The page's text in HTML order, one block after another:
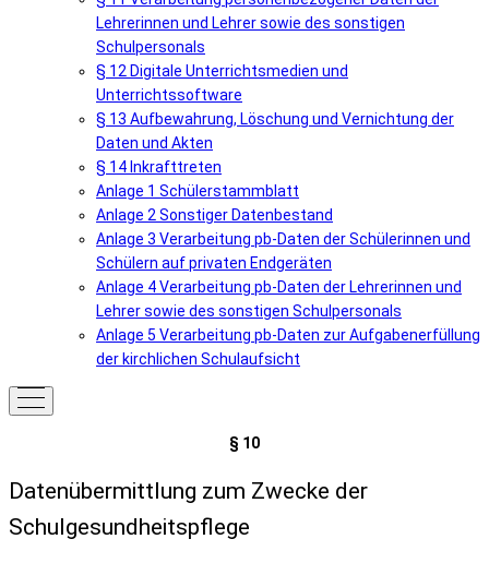
Lehrerinnen und Lehrer sowie des sonstigen
Schulpersonals
§ 12 Digitale Unterrichtsmedien und
Unterrichtssoftware
§ 13 Aufbewahrung, Löschung und Vernichtung der
Daten und Akten
§ 14 Inkrafttreten
Anlage 1 Schülerstammblatt
Anlage 2 Sonstiger Datenbestand
Anlage 3 Verarbeitung pb-Daten der Schülerinnen und
Schülern auf privaten Endgeräten
Anlage 4 Verarbeitung pb-Daten der Lehrerinnen und
Lehrer sowie des sonstigen Schulpersonals
Anlage 5 Verarbeitung pb-Daten zur Aufgabenerfüllung
der kirchlichen Schulaufsicht
§ 10
Datenübermittlung zum Zwecke der
Schulgesundheitspflege